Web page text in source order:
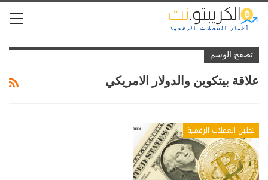
تصفح الوسم
علاقة بيتكوين والدولار الامريكي
تحليل العملات الرقمية